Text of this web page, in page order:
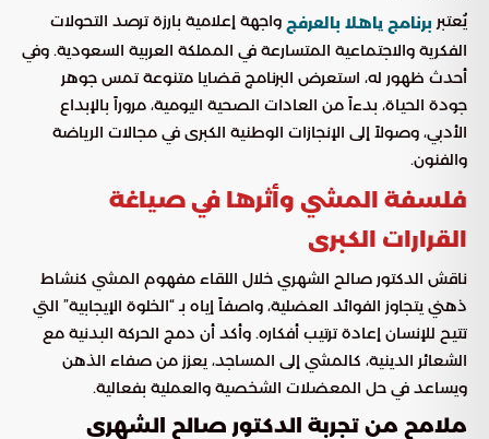
يُعتبر برنامج ياهلا بالعرفج واجهة إعلامية بارزة ترصد التحولات
الفكرية والاجتماعية المتسارعة في المملكة العربية السعودية. وفي
أحدث ظهور له، استعرض البرنامج قضايا متنوعة تمس جوهر
جودة الحياة، بدءاً من العادات الصحية اليومية، مروراً بالإبداع
الأدبي، وصولاً إلى الإنجازات الوطنية الكبرى في مجالات الرياضة
والفنون.
فلسفة المشي وأثرها في صياغة
القرارات الكبرى
ناقش الدكتور صالح الشهري خلال اللقاء مفهوم المشي كنشاط
ذهني يتجاوز الفوائد العضلية، واصفاً إياه بـ “الخلوة الإيجابية” التي
تتيح للإنسان إعادة ترتيب أفكاره. وأكد أن دمج الحركة البدنية مع
الشعائر الدينية، كالمشي إلى المساجد، يعزز من صفاء الذهن
ويساعد في حل المعضلات الشخصية والعملية بفعالية.
ملامح من تجربة الدكتور صالح الشهري